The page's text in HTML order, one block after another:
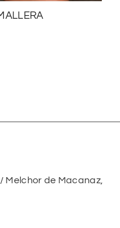
Melchor de Macanaz,